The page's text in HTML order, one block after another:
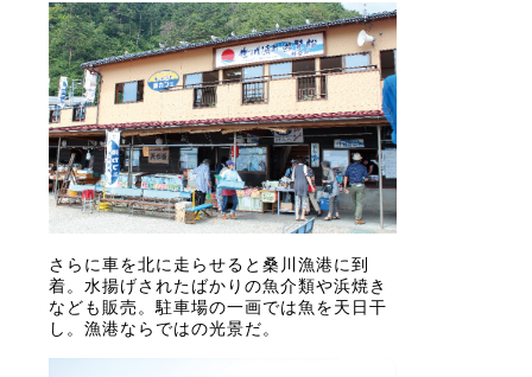
さらに車を北に走らせると桑川漁港に到
着。水揚げされたばかりの魚介類や浜焼き
なども販売。駐車場の一画では魚を天日干
し。漁港ならではの光景だ。